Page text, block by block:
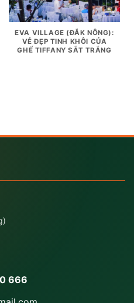
EVA VILLAGE (ĐẮK NÔNG):
VẺ ĐẸP TINH KHÔI CỦA
GHẾ TIFFANY SẮT TRẮNG
666